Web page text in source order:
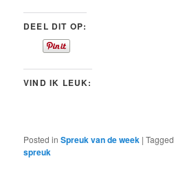
DEEL DIT OP:
VIND IK LEUK:
Posted in Spreuk van de week |Tagged
spreuk